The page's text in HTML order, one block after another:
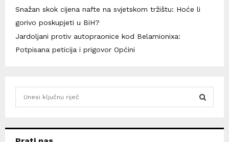
Snažan skok cijena nafte na svjetskom tržištu: Hoće li
gorivo poskupjeti u BiH?
Jardoljani protiv autopraonice kod Belamionixa:
Potpisana peticija i prigovor Općini